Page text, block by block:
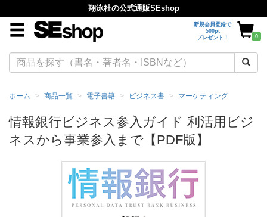
翔泳社の公式通販SEshop
新規会員登録で
500pt
プレゼント！
0
ホーム 商品一覧 電子書籍 ビジネス書 マーケティング
情報銀行ビジネス参入ガイド 利活用ビジ
ネスから事業参入まで【PDF版】